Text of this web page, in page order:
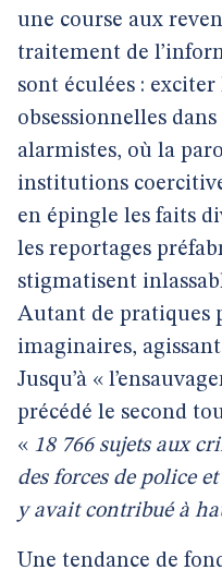
une course aux
traitement de
sont éculées :
obsessionnelles
alarmistes, où la
institutions
en épingle les faits
les reportages
stigmatisent
Autant de pratiques
imaginaires,
Jusqu’à «
précédé le second
« 18 766 sujets aux
des forces de police
y avait contribué à
Une tendance de